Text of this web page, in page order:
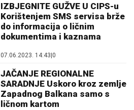
IZBJEGNITE GUŽVE U CIPS-u
Korištenjem SMS servisa brže
do informacija o ličnim
dokumentima i kaznama
07.06.2023. 14:43 0
JAČANJE REGIONALNE
SARADNJE Uskoro kroz zemlje
Zapadnog Balkana samo s
ličnom kartom